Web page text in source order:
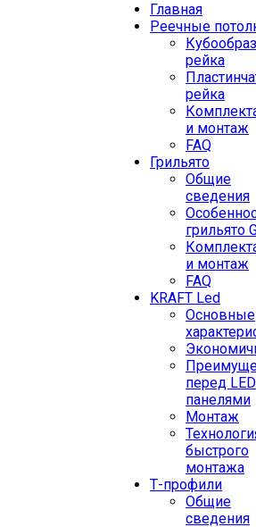
Главная
Реечные
рейка
рейка
и монтаж
FAQ
Грильято
Общие
сведения
грильято
и монтаж
FAQ
KRAFT Led
Основные
перед
панелями
Монтаж
быстрого
монтажа
Т-профили
Общие
сведения